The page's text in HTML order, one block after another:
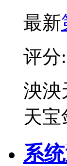
最新
评分:
泱泱
天宝
系